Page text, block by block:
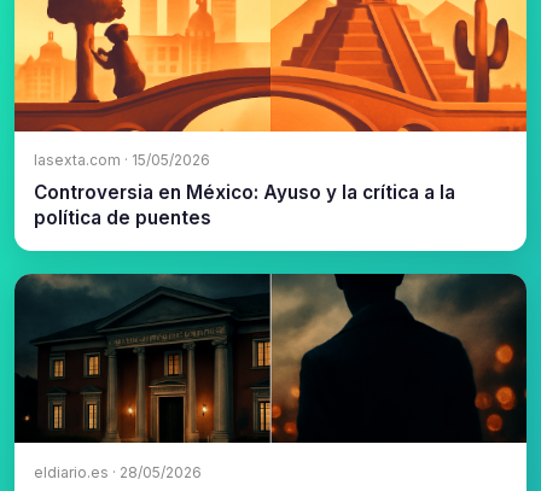
lasexta.com · 15/05/2026
Controversia en México: Ayuso y la crítica a la
política de puentes
eldiario.es · 28/05/2026